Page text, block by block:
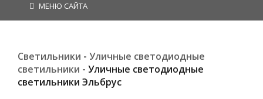
МЕНЮ САЙТА
Светильники - Уличные светодиодные
светильники - Уличные светодиодные
светильники Эльбрус